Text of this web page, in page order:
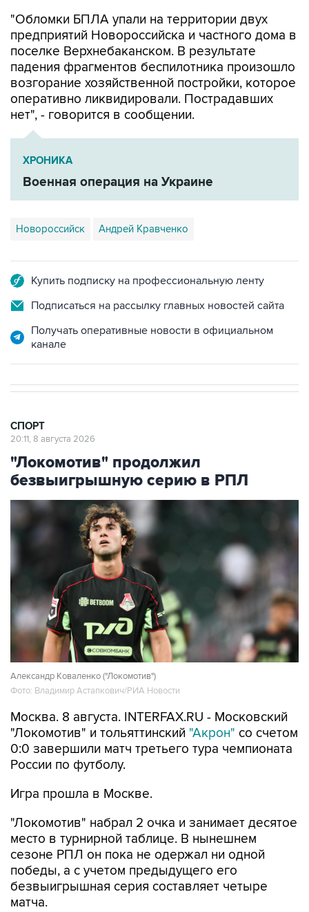
"Обломки БПЛА упали на территории двух
предприятий Новороссийска и частного дома в
поселке Верхнебаканском. В результате
падения фрагментов беспилотника произошло
возгорание хозяйственной постройки, которое
оперативно ликвидировали. Пострадавших
нет", - говорится в сообщении.
ХРОНИКА
Военная операция на Украине
Новороссийск Андрей Кравченко
Купить подписку на профессиональную ленту
Подписаться на рассылку главных новостей сайта
Получать оперативные новости в официальном
канале
СПОРТ
20:11, 8 августа 2026
"Локомотив" продолжил
безвыигрышную серию в РПЛ
Александр Коваленко ("Локомотив")
Фото: Владимир Астапкович/РИА Новости
Москва. 8 августа. INTERFAX.RU - Московский
"Локомотив" и тольяттинский "Акрон" со счетом
0:0 завершили матч третьего тура чемпионата
России по футболу.
Игра прошла в Москве.
"Локомотив" набрал 2 очка и занимает десятое
место в турнирной таблице. В нынешнем
сезоне РПЛ он пока не одержал ни одной
победы, а с учетом предыдущего его
безвыигрышная серия составляет четыре
матча.